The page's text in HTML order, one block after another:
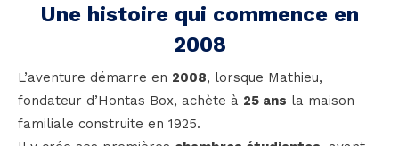
Une histoire qui commence en
2008
L’aventure démarre en 2008, lorsque Mathieu,
fondateur d’Hontas Box, achète à 25 ans la maison
familiale construite en 1925.